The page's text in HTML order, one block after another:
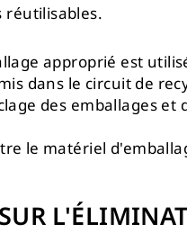
réutilisables.
approprié est
dans le circuit de
des emballages
le matériel